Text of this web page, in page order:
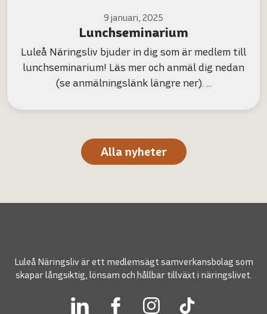
9 januari, 2025
Lunchseminarium
Luleå Näringsliv bjuder in dig som är medlem till
lunchseminarium! Läs mer och anmäl dig nedan
(se anmälningslänk längre ner). …
Alla nyheter
Luleå Näringsliv är ett medlemsägt samverkansbolag som
skapar långsiktig, lönsam och hållbar tillväxt i näringslivet.